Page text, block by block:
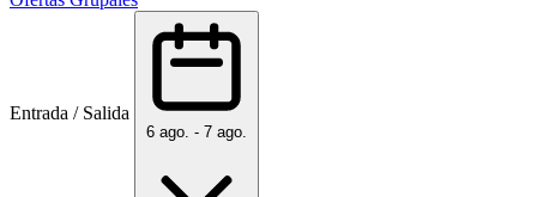
Entrada / Salida
6 ago. - 7 ago.